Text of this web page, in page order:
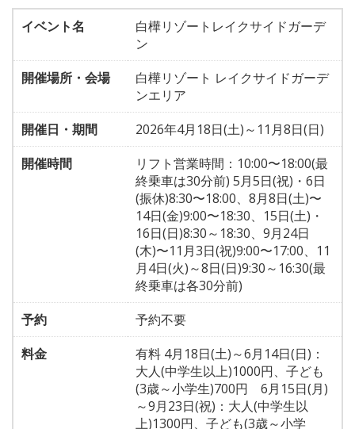
イベント名
白樺リゾートレイクサイドガーデ
ン
開催場所・会場
白樺リゾート レイクサイドガーデ
ンエリア
開催日・期間
2026年4月18日(土)～11月8日(日)
開催時間
リフト営業時間：10:00〜18:00(最
終乗車は30分前) 5月5日(祝)・6日
(振休)8:30〜18:00、8月8日(土)〜
14日(金)9:00〜18:30、15日(土)・
16日(日)8:30～18:30、9月24日
(木)〜11月3日(祝)9:00〜17:00、11
月4日(火)～8日(日)9:30～16:30(最
終乗車は各30分前)
予約
予約不要
料金
有料 4月18日(土)～6月14日(日)：
大人(中学生以上)1000円、子ども
(3歳～小学生)700円 6月15日(月)
～9月23日(祝)：大人(中学生以
上)1300円、子ども(3歳～小学